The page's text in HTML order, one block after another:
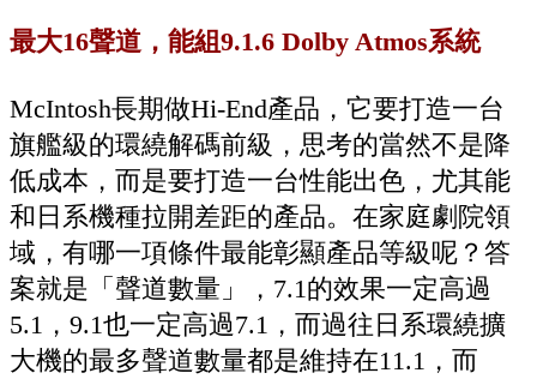
最大16聲道，能組9.1.6 Dolby Atmos系統
McIntosh長期做Hi-End產品，它要打造一台
旗艦級的環繞解碼前級，思考的當然不是降
低成本，而是要打造一台性能出色，尤其能
和日系機種拉開差距的產品。在家庭劇院領
域，有哪一項條件最能彰顯產品等級呢？答
案就是「聲道數量」，7.1的效果一定高過
5.1，9.1也一定高過7.1，而過往日系環繞擴
大機的最多聲道數量都是維持在11.1，而